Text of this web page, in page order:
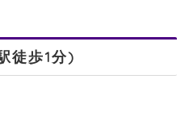
徒歩1分)